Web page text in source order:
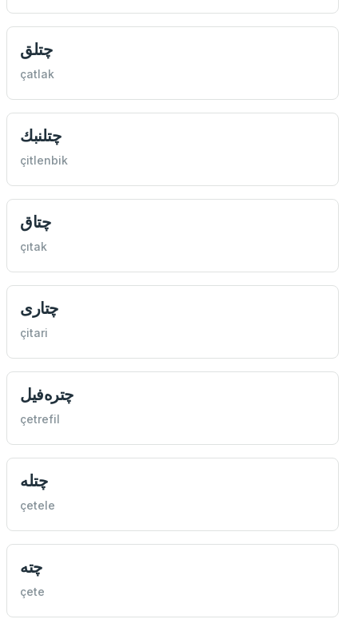
چتلق
çatlak
چتلنبك
çitlenbik
چتاق
çıtak
چتاری
çitari
چتره‌فيل
çetrefil
چتله
çetele
چته
çete